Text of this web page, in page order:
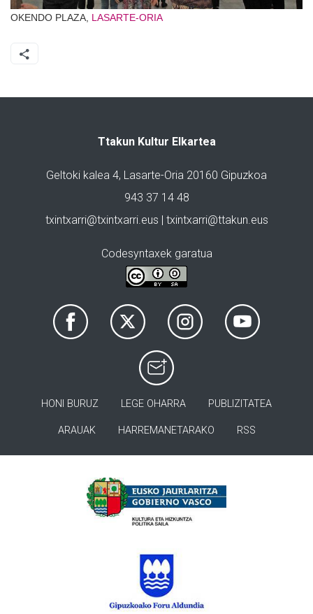
OKENDO PLAZA, LASARTE-ORIA
Ttakun Kultur Elkartea
Geltoki kalea 4, Lasarte-Oria 20160 Gipuzkoa
943 37 14 48
txintxarri@txintxarri.eus | txintxarri@ttakun.eus
Codesyntaxek garatua
HONI BURUZ LEGE OHARRA PUBLIZITATEA
ARAUAK HARREMANETARAKO RSS